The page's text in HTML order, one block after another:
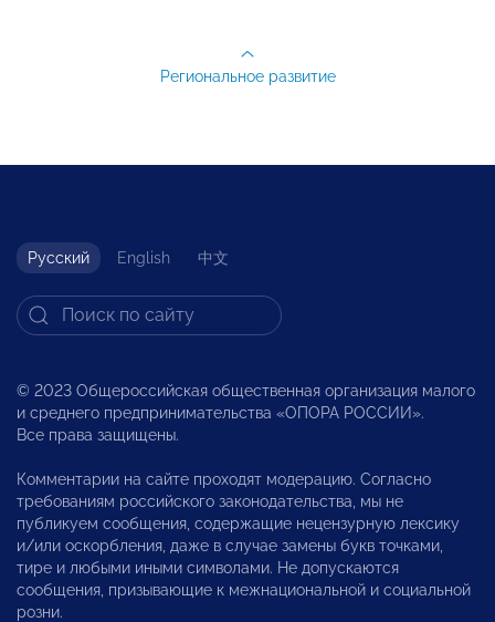
Региональное развитие
Русский English 中文
© 2023 Общероссийская общественная организация малого
и среднего предпринимательства «ОПОРА РОССИИ».
Все права защищены.
Комментарии на сайте проходят модерацию. Согласно
требованиям российского законодательства, мы не
публикуем сообщения, содержащие нецензурную лексику
и/или оскорбления, даже в случае замены букв точками,
тире и любыми иными символами. Не допускаются
сообщения, призывающие к межнациональной и социальной
розни.